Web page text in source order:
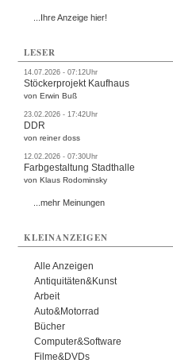
...Ihre Anzeige hier!
LESER
14.07.2026 - 07:12Uhr
Stöckerprojekt Kaufhaus
von Erwin Buß
23.02.2026 - 17:42Uhr
DDR
von reiner doss
12.02.2026 - 07:30Uhr
Farbgestaltung Stadthalle
von Klaus Rodominsky
...mehr Meinungen
KLEINANZEIGEN
Alle Anzeigen
Antiquitäten&Kunst
Arbeit
Auto&Motorrad
Bücher
Computer&Software
Filme&DVDs